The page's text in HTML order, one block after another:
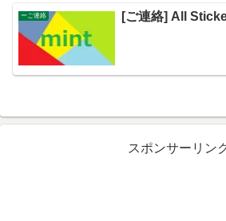
ーご連絡 [ご連絡] All
スポンサーリン